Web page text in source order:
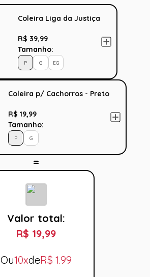
Coleira Liga da Justiça
R$ 39,99
Tamanho:
P G EG
Coleira p/ Cachorros - Preto
R$ 19,99
Tamanho:
P G
Valor total:
R$ 19,99
Ou10xdeR$ 1.99